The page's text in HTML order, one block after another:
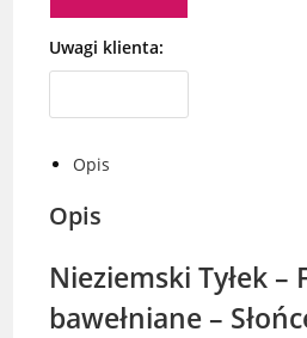
Uwagi klienta:
Opis
Opis
Nieziemski Tyłek –
bawełniane –